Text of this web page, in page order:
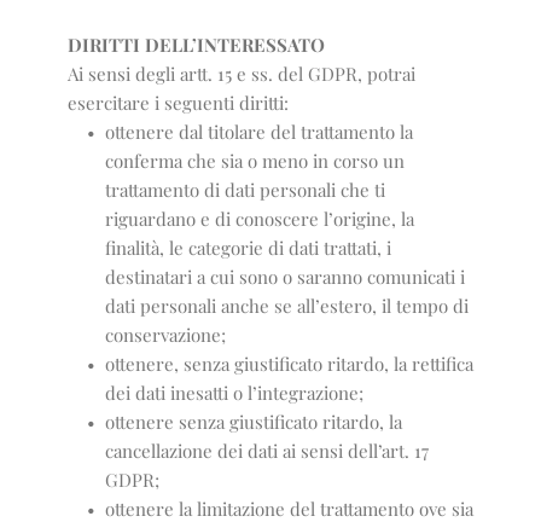
DIRITTI DELL’INTERESSATO
Ai sensi degli artt. 15 e ss. del GDPR, potrai
esercitare i seguenti diritti:
ottenere dal titolare del trattamento la
conferma che sia o meno in corso un
trattamento di dati personali che ti
riguardano e di conoscere l’origine, la
finalità, le categorie di dati trattati, i
destinatari a cui sono o saranno comunicati i
dati personali anche se all’estero, il tempo di
conservazione;
ottenere, senza giustificato ritardo, la rettifica
dei dati inesatti o l’integrazione;
ottenere senza giustificato ritardo, la
cancellazione dei dati ai sensi dell’art. 17
GDPR;
ottenere la limitazione del trattamento ove sia